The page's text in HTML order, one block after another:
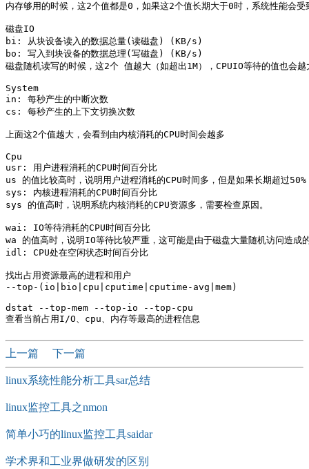
内存够用的时候，这2个值都是0，如果这2个值长期大于0时，系统性能会
磁盘IO
bi: 从块设备读入的数据总量(读磁盘) (KB/s)
bo: 写入到块设备的数据总理(写磁盘) (KB/s)
磁盘随机读写的时候，这2个 值越大（如超出1M），CPUIO等待的值也会越
System
in: 每秒产生的中断次数
cs: 每秒产生的上下文切换次数
上面这2个值越大，会看到由内核消耗的CPU时间会越多
Cpu
usr: 用户进程消耗的CPU时间百分比
us 的值比较高时，说明用户进程消耗的CPU时间多，但是如果长期超过
sys: 内核进程消耗的CPU时间百分比
sys 的值高时，说明系统内核消耗的CPU资源多，需要检查原因。
wai: IO等待消耗的CPU时间百分比
wa 的值高时，说明IO等待比较严重，这可能是由于磁盘大量随机访问造
idl: CPU处在空闲状态时间百分比
找出占用资源最高的进程和用户
--top-(io|bio|cpu|cputime|cputime-avg|mem)
dstat --top-mem --top-io --top-cpu
上一篇 下一篇
linux系统性能分析工具sar总结
linux监控工具之nmon
简单小巧的linux监控工具saidar
学术界和工业界做研发的区别